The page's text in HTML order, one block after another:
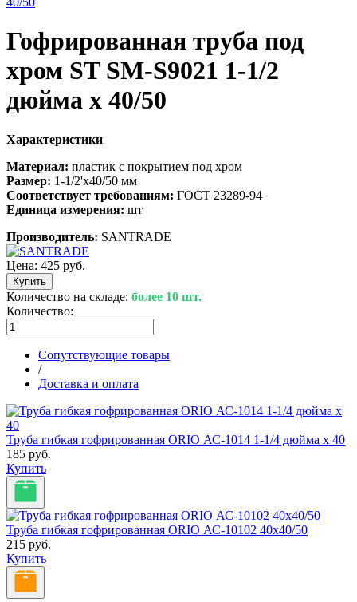
Гофрированная труба под
хром ST SM-S9021 1-1/2
дюйма х 40/50
Характеристики
Материал: пластик с покрытием под хром
Размер: 1-1/2'х40/50 мм
Соответствует требованиям: ГОСТ 23289-94
Единица измерения: шт
Производитель: SANTRADE
Цена: 425 руб.
Количество на складе: более 10 шт.
Количество:
Сопутствующие товары
/
Доставка и оплата
Труба гибкая гофрированная ORIO АС-1014 1-1/4 дюйма х 40
185 руб.
Купить
Труба гибкая гофрированная ORIO АС-10102 40х40/50
215 руб.
Купить